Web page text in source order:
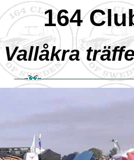
164
Vallåkra